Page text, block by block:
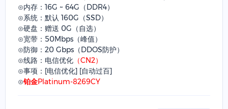
⊙内存：16G ~ 64G（DDR4）
⊙系统：默认 160G（SSD）
⊙硬盘：赠送 0G（自选）
⊙宽带：50Mbps（峰值）
⊙防御：20 Gbps（DDOS防护）
⊙线路：电信优化 （CN2）
⊙事项：[电信优化] [自动过百]
⊙铂金Platinum-8269CY